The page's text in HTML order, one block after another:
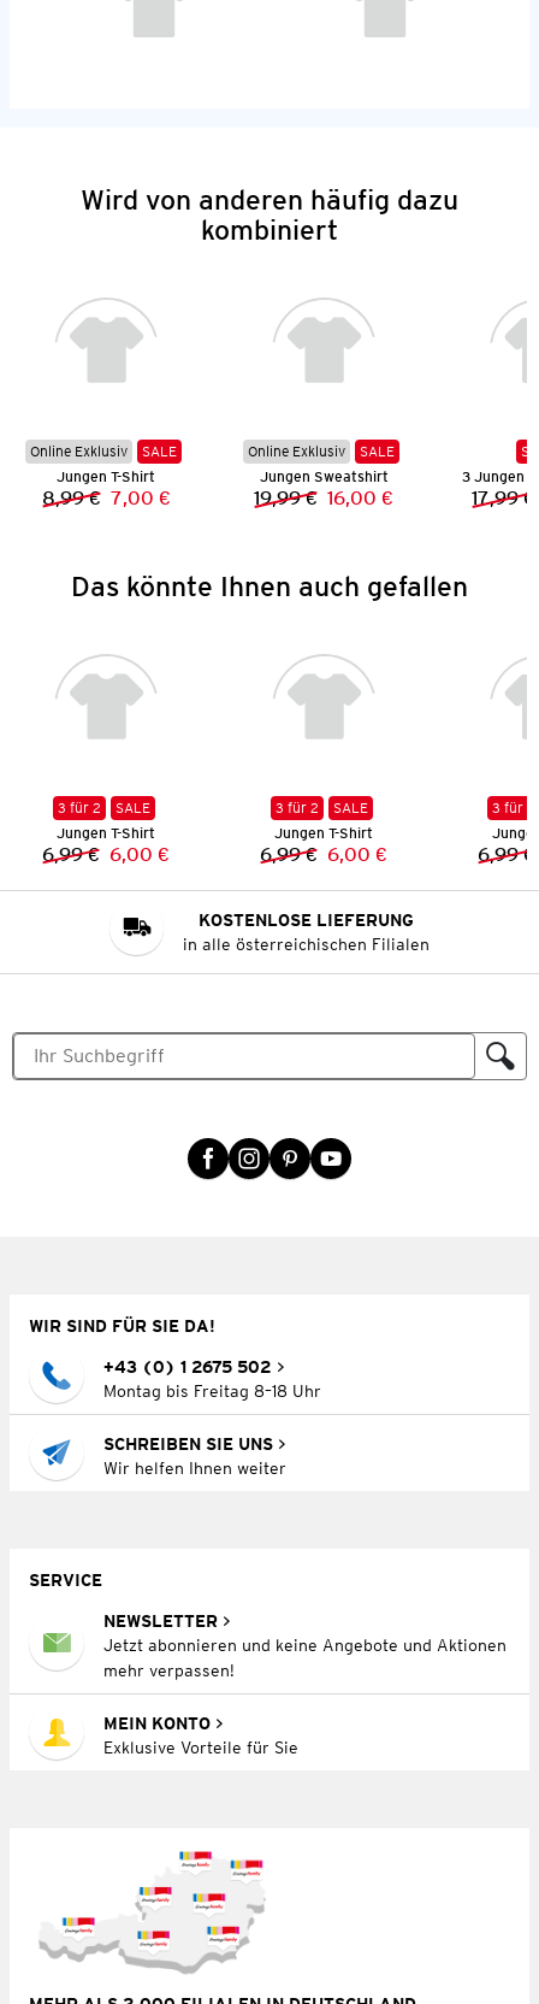
Wird von anderen häufig dazu
kombiniert
Online Exklusiv
SALE
Jungen T-Shirt
Vorheriger Preis:
8,99 € Neuer Preis:
7,00 €
Online Exklusiv
SALE
Jungen Sweatshirt
Vorheriger Preis:
19,99 € Neuer Preis:
16,00 €
3 Jungen
17,99 €
Das könnte Ihnen auch gefallen
3 für 2
SALE
Jungen T-Shirt
Vorheriger Preis:
6,99 € Neuer Preis:
6,00 €
3 für 2
SALE
Jungen T-Shirt
Vorheriger Preis:
6,99 € Neuer Preis:
6,00 €
3 für 2
6,99 €
KOSTENLOSE LIEFERUNG
in alle österreichischen Filialen
WIR SIND FÜR SIE DA!
+43 (0) 1 2675 502
Montag bis Freitag 8–18 Uhr
SCHREIBEN SIE UNS
Wir helfen Ihnen weiter
SERVICE
NEWSLETTER
Jetzt abonnieren und keine Angebote und Aktionen
mehr verpassen!
MEIN KONTO
Exklusive Vorteile für Sie